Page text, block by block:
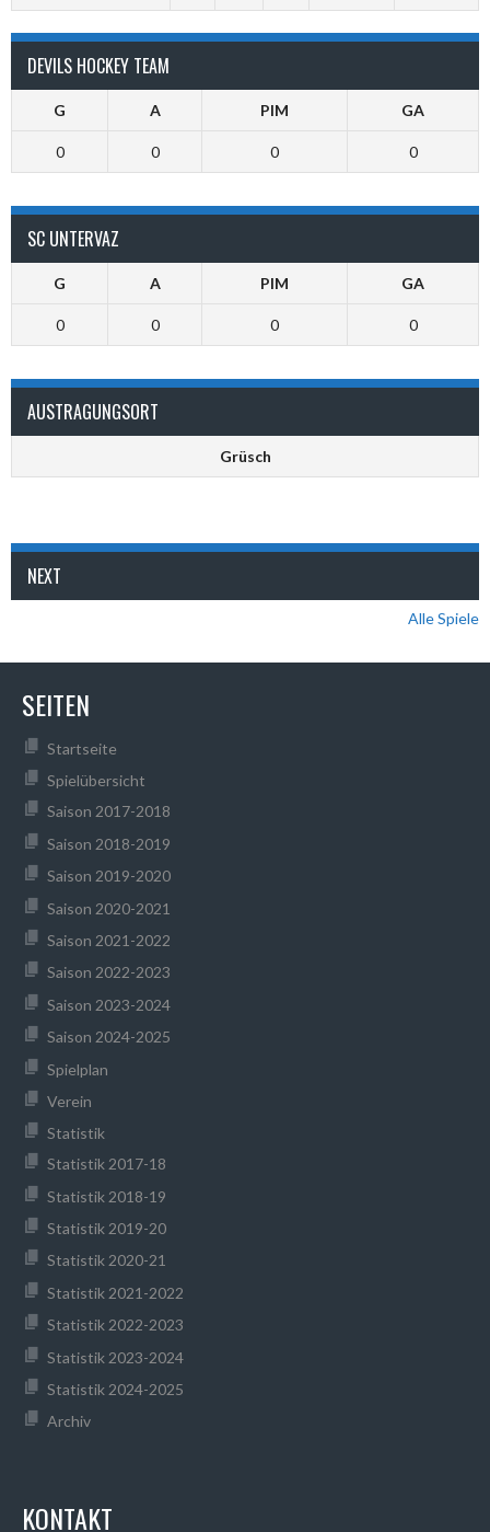
DEVILS HOCKEY TEAM
G A PIM GA
0 0 0 0
SC UNTERVAZ
G A PIM GA
0 0 0 0
AUSTRAGUNGSORT
Grüsch
NEXT
Alle Spiele
SEITEN
Startseite
Spielübersicht
Saison 2017-2018
Saison 2018-2019
Saison 2019-2020
Saison 2020-2021
Saison 2021-2022
Saison 2022-2023
Saison 2023-2024
Saison 2024-2025
Spielplan
Verein
Statistik
Statistik 2017-18
Statistik 2018-19
Statistik 2019-20
Statistik 2020-21
Statistik 2021-2022
Statistik 2022-2023
Statistik 2023-2024
Statistik 2024-2025
Archiv
KONTAKT